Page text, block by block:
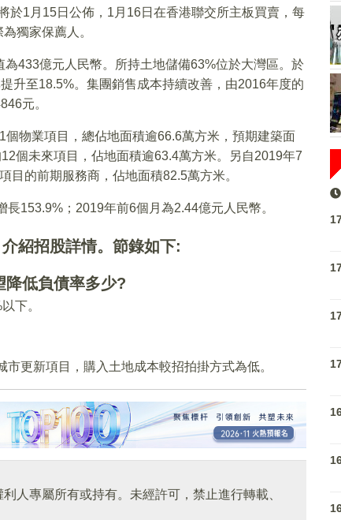
於1月15日公佈，1月16日在香港聯交所主板買賣，每
獨家保薦人。
433億元人民幣。所持土地儲備63%位於大灣區。於
升至18.5%。集團銷售成本持續改善，由2016年度的
元。
物業項目，總佔地面積逾66.6萬方米，預期建築面
個未來項目，佔地面積逾63.4萬方米。另自2019年7
目的前期服務商，佔地面積82.5萬方米。
153.9%；2019年前6個月為2.44億元人民幣。
紹招股詳情。節錄如下:
降低負債率多少?
下。
更新項目，購入土地成本較招拍掛方式為低。
人專屬所有或持有。未經許可，禁止進行轉載、